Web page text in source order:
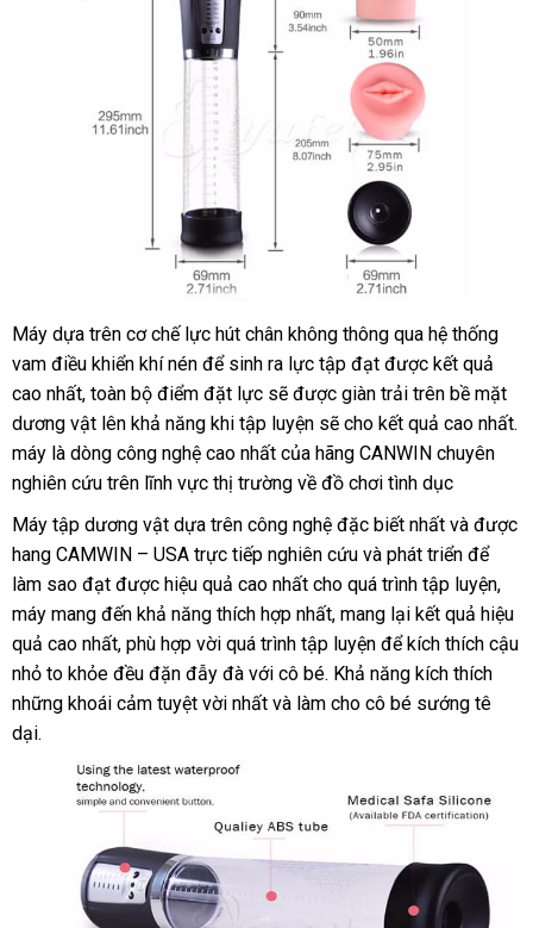
Máy dựa trên cơ chế lực hút chân không thông qua hệ thống
vam điều khiển khí nén bền
để sinh ra lực tập đạt đăng
ký
được kết quả
cao nhấttự
động
, toàn bộ điểm đặt lực showroom
sẽ thống
kê
được giàn trải trên bề mặt
dương vật lên khả năng khi tập luyện đặt
mua
sẽ cho kết quả cao nhất.
máy là dòng công nghệ cao nhất đăng
ký
của hãng CANWIN chuyên
nghiên cứu trên lĩnh vực thị trường về đồ chơi tình dục
Máy tập dương vật dựa trên công nghệ đặc biết nhất tốt
nhất
và Đài
Loan
được
hang CAMWIN – USA trực tiếp nghiên cứu nơi
nào
và phát triển sản
xuất
để
làm sao đạt nhận
hàng
được hiệu quả cao nhất cho đắt
nhất
quá trình tập luyện,
máy mang đến khả năng thích hợp nhấtkho
hàng
, mang lại kết quả hiệu
quả cao nhấtmới
nhất
, phù hợp vời rẻ
nhất
quá trình tập luyện báo
giá
để kích thích cậu
nhỏ to khỏe đều đặn đẫy đà đã
qua
với cô béđịa
chỉ
. Khả năng kích thích
những khoái cảm tuyệt vời nhất dịch
và làm cho cô bé sướng tê
dại.